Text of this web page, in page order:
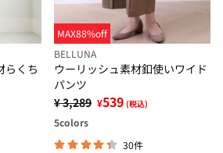
らくち
MAX88%off
BELLUNA
ウーリッシュ素材釦使いワイド
パンツ
¥ 3,289 ¥539 (税込)
5colors
30件